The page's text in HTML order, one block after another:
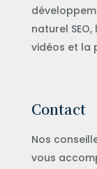
naturel
vidéos et la
Contact
Nos
vous